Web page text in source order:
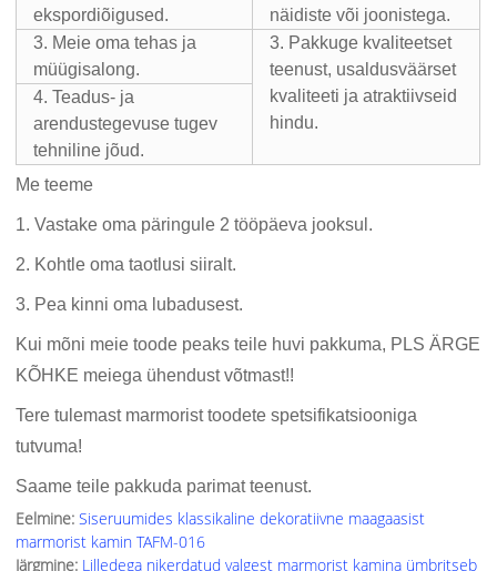
ekspordiõigused.
näidiste või joonistega.
3. Meie oma tehas ja
müügisalong.
3. Pakkuge kvaliteetset
teenust, usaldusväärset
kvaliteeti ja atraktiivseid
hindu.
4. Teadus- ja
arendustegevuse tugev
tehniline jõud.
Me teeme
1. Vastake oma päringule 2 tööpäeva jooksul.
2. Kohtle oma taotlusi siiralt.
3. Pea kinni oma lubadusest.
Kui mõni meie toode peaks teile huvi pakkuma, PLS ÄRGE
KÕHKE meiega ühendust võtmast!!
Tere tulemast marmorist toodete spetsifikatsiooniga
tutvuma!
Saame teile pakkuda parimat teenust.
Eelmine: Siseruumides klassikaline dekoratiivne maagaasist
marmorist kamin TAFM-016
Järgmine: Lilledega nikerdatud valgest marmorist kamina ümbritseb